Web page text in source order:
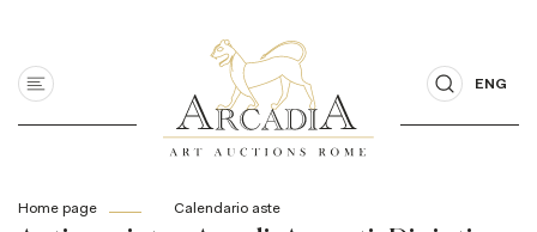
ENG
Home page Calendario aste